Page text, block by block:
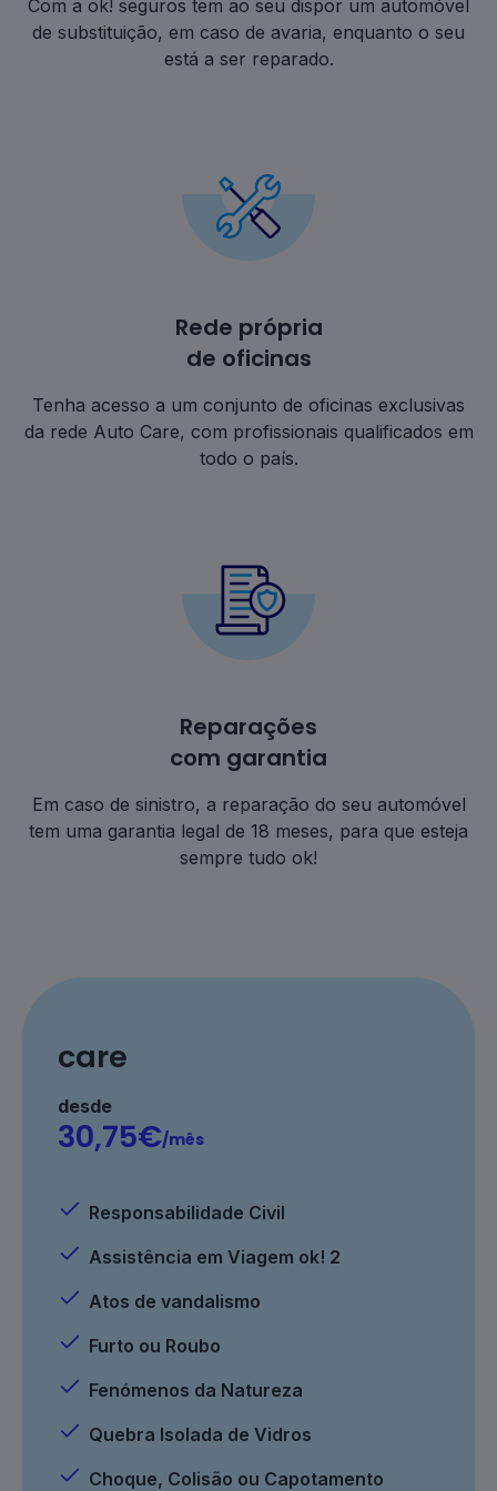
Com a ok! seguros tem ao seu dispor um automóvel
de substituição, em caso de avaria, enquanto o seu
está a ser reparado.
Rede própria
de oficinas
Tenha acesso a um conjunto de oficinas exclusivas
da rede Auto Care, com profissionais qualificados em
todo o país.
Reparações
com garantia
Em caso de sinistro, a reparação do seu automóvel
tem uma garantia legal de 18 meses, para que esteja
sempre tudo ok!
care
desde
30,75€/mês
Responsabilidade Civil
Assistência em Viagem ok! 2
Atos de vandalismo
Furto ou Roubo
Fenómenos da Natureza
Quebra Isolada de Vidros
Choque, Colisão ou Capotamento